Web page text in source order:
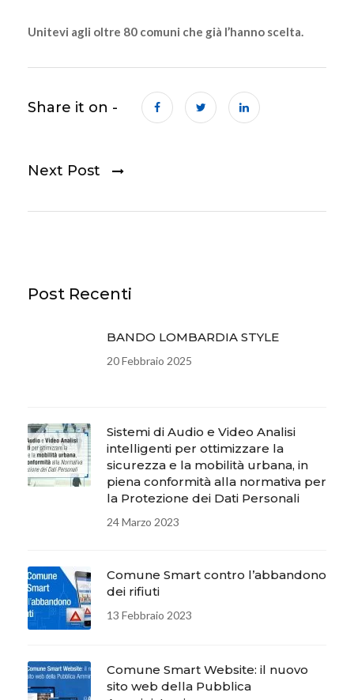
Unitevi agli oltre 80 comuni che già l’hanno scelta.
Share it on -
Next Post
Post Recenti
BANDO LOMBARDIA STYLE
20 Febbraio 2025
Sistemi di Audio e Video Analisi
intelligenti per ottimizzare la
sicurezza e la mobilità urbana, in
piena conformità alla normativa per
la Protezione dei Dati Personali
24 Marzo 2023
Comune Smart contro l’abbandono
dei rifiuti
13 Febbraio 2023
Comune Smart Website: il nuovo
sito web della Pubblica